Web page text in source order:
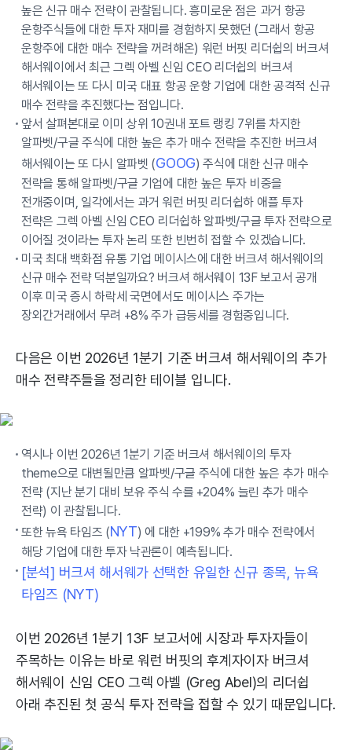
높은 신규 매수 전략이 관찰됩니다. 흥미로운 점은 과거 항공
운항주식들에 대한 투자 재미를 경험하지 못했던 (그래서 항공
운항주에 대한 매수 전략을 꺼려해온) 워런 버핏 리더쉽의 버크셔
해서웨이에서 최근 그렉 아벨 신임 CEO 리더쉽의 버크셔
해서웨이는 또 다시 미국 대표 항공 운항 기업에 대한 공격적 신규
매수 전략을 추진했다는 점입니다.
앞서 살펴본대로 이미 상위 10권내 포트 랭킹 7위를 차지한
알파벳/구글 주식에 대한 높은 추가 매수 전략을 추진한 버크셔
해서웨이는 또 다시 알파벳 (GOOG) 주식에 대한 신규 매수
전략을 통해 알파벳/구글 기업에 대한 높은 투자 비중을
전개중이며, 일각에서는 과거 워런 버핏 리더쉽하 애플 투자
전략은 그렉 아벨 신임 CEO 리더쉽하 알파벳/구글 투자 전략으로
이어질 것이라는 투자 논리 또한 빈번히 접할 수 있겠습니다.
미국 최대 백화점 유통 기업 메이시스에 대한 버크셔 해서웨이의
신규 매수 전략 덕분일까요? 버크셔 해서웨이 13F 보고서 공개
이후 미국 증시 하락세 국면에서도 메이시스 주가는
장외간거래에서 무려 +8% 주가 급등세를 경험중입니다.
다음은 이번 2026년 1분기 기준 버크셔 해서웨이의 추가
매수 전략주들을 정리한 테이블 입니다.
역시나 이번 2026년 1분기 기준 버크셔 해서웨이의 투자
theme으로 대변될만큼 알파벳/구글 주식에 대한 높은 추가 매수
전략 (지난 분기 대비 보유 주식 수를 +204% 늘린 추가 매수
전략) 이 관찰됩니다.
또한 뉴욕 타임즈 (NYT) 에 대한 +199% 추가 매수 전략에서
해당 기업에 대한 투자 낙관론이 예측됩니다.
[분석] 버크셔 해서웨가 선택한 유일한 신규 종목, 뉴욕
타임즈 (NYT)
이번 2026년 1분기 13F 보고서에 시장과 투자자들이
주목하는 이유는 바로 워런 버핏의 후계자이자 버크셔
해서웨이 신임 CEO 그렉 아벨 (Greg Abel)의 리더쉽
아래 추진된 첫 공식 투자 전략을 접할 수 있기 때문입니다.